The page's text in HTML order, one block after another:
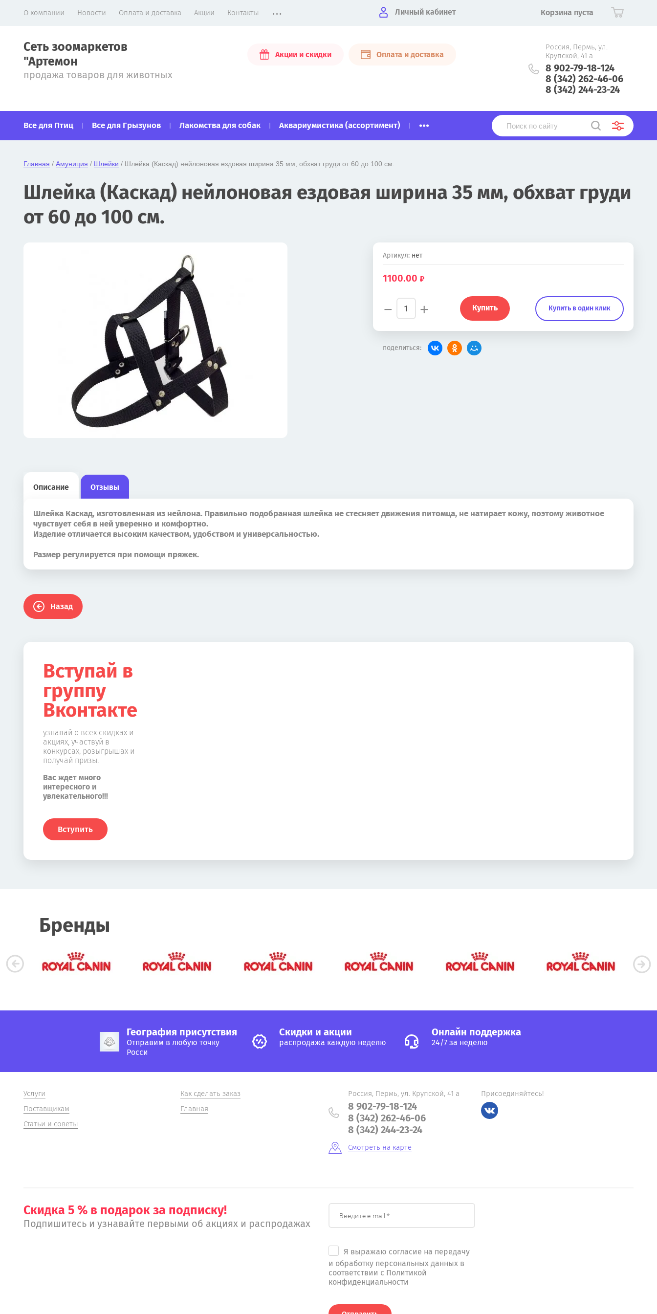
О компании Новости Оплата и доставка Акции Контакты ... Личный кабинет Корзина пуста
Сеть зоомаркетов
"Артемон
продажа товаров для животных
Акции и скидки Оплата и доставка
Россия, Пермь, ул.
Крупской, 41 а
8 902-79-18-124
8 (342) 262-46-06
8 (342) 244-23-24
Все для Птиц Все для Грызунов Лакомства для собак Аквариумистика (ассортимент) ...
Главная / Амуниция / Шлейки / Шлейка (Каскад) нейлоновая ездовая ширина 35 мм, обхват груди от 60 до 100 см.
Шлейка (Каскад) нейлоновая ездовая ширина 35 мм, обхват груди
от 60 до 100 см.
Артикул:нет
1100.00
− + Купить Купить в один клик
поделиться:
Описание Отзывы
Шлейка Каскад, изготовленная из нейлона. Правильно подобранная шлейка не стесняет движения питомца, не натирает кожу, поэтому животное
чувствует себя в ней уверенно и комфортно.
Изделие отличается высоким качеством, удобством и универсальностью.
Размер регулируется при помощи пряжек.
Назад
Вступай в
группу
Вконтакте
узнавай о всех скидках и
акциях, участвуй в
конкурсах, розыгрышах и
получай призы.
Вас ждет много
интересного и
увлекательного!!!
Вступить
Бренды
География присутствия
Отправим в любую точку
Росси
Cкидки и акции
распродажа каждую неделю
Онлайн поддержка
24/7 за неделю
Услуги
Поставщикам
Статьи и советы
Как сделать заказ
Главная
Россия, Пермь, ул. Крупской, 41 а
8 902-79-18-124
8 (342) 262-46-06
8 (342) 244-23-24
Смотреть на карте
Присоединяйтесь!
Скидка 5 % в подарок за подписку!
Подпишитесь и узнавайте первыми об акциях и распродажах
Я выражаю согласие на передачу
и обработку персональных данных в
соответствии с Политикой
конфиденциальности